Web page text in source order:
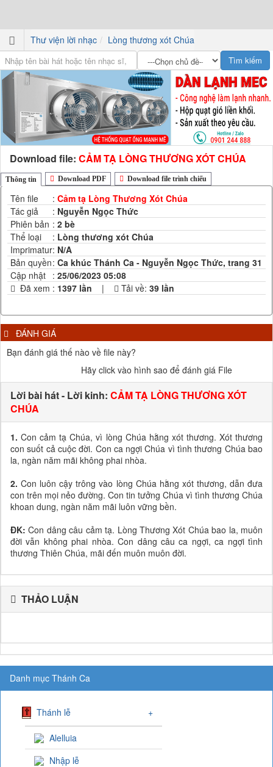
Thư viện lời nhạc Lòng thương xót Chúa
Download file: CẢM TẠ LÒNG THƯƠNG XÓT CHÚA
Thông tin Download PDF Download file trình chiếu
Tên file : Cảm tạ Lòng Thương Xót Chúa
Tác giả
: Nguyễn Ngọc Thức
Phiên bản : 2 bè
Thể loại
: Lòng thương xót Chúa
Imprimatur: N/A
Bản quyền: Ca khúc Thánh Ca - Nguyễn Ngọc Thức, trang 31
Cập nhật : 25/06/2023 05:08
Đã xem : 1397 lần | Tải về: 39 lần
ĐÁNH GIÁ
Bạn đánh giá thế nào về file này?
Hãy click vào hình sao để đánh giá File
Lời bài hát - Lời kinh: CẢM TẠ LÒNG THƯƠNG XÓT
CHÚA
1.Con cảm tạ Chúa, vì lòng Chúa hằng xót thương. Xót thương
con suốt cả cuộc đời. Con ca ngợi Chúa vì tình thương Chúa bao
la, ngàn năm mãi không phai nhòa.
2.Con luôn cậy trông vào lòng Chúa hằng xót thương, dẫn đưa
con trên mọi nẻo đường. Con tin tưởng Chúa vì tình thương Chúa
khoan dung, ngàn năm mãi luôn vững bền.
ĐK: Con dâng câu cảm tạ. Lòng Thương Xót Chúa bao la, muôn
đời vẫn không phai nhòa. Con dâng câu ca ngợi, ca ngợi tình
thương Thiên Chúa, mãi đến muôn muôn đời.
THẢO LUẬN
Danh mục Thánh Ca
Thánh lễ +
Alelluia
Nhập lễ